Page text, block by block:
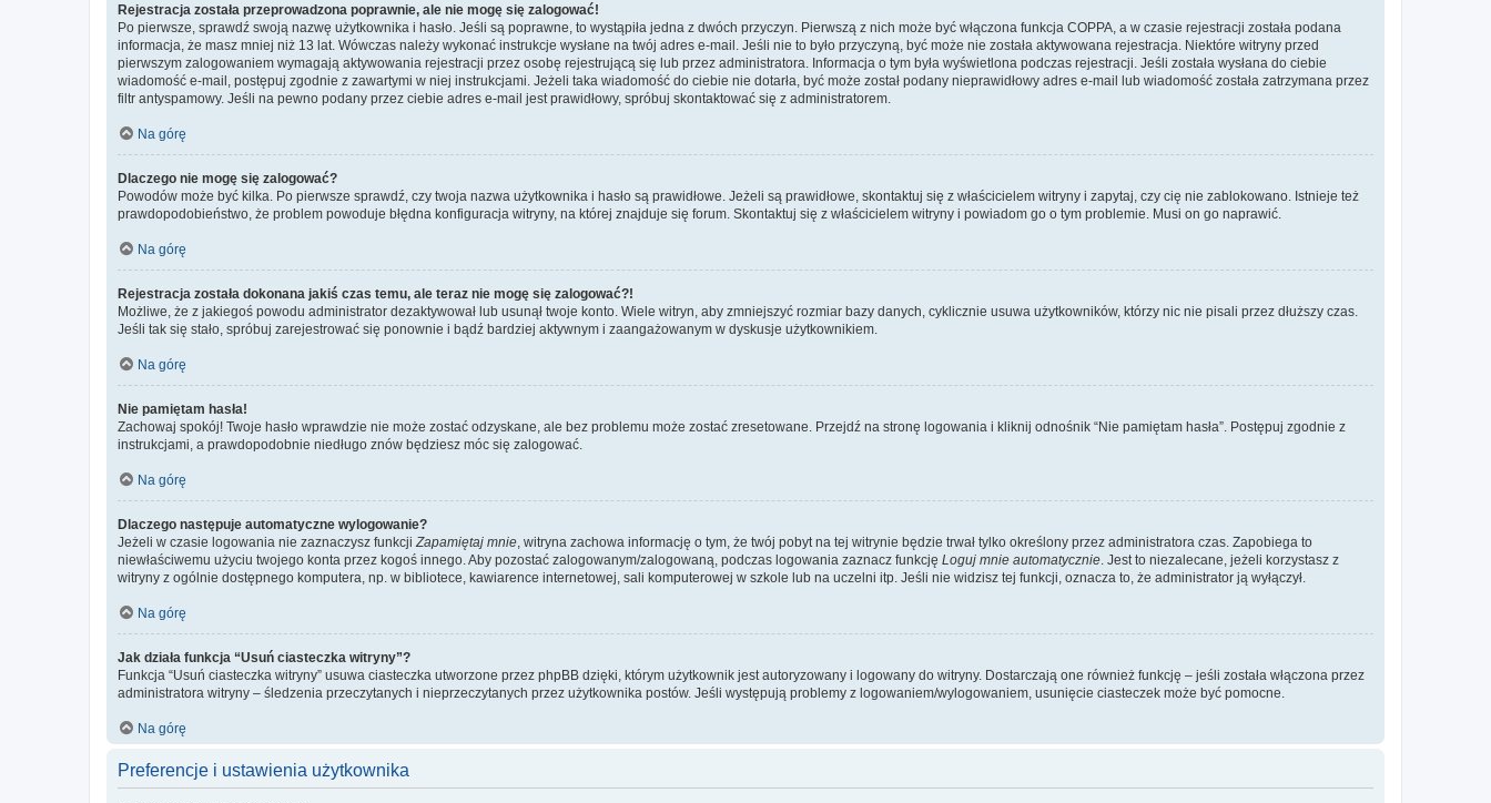
Rejestracja została przeprowadzona poprawnie, ale nie mogę się zalogować!
Po pierwsze, sprawdź swoją nazwę użytkownika i hasło. Jeśli są poprawne, to wystąpiła jedna z dwóch przyczyn. Pierwszą z nich może być włączona funkcja COPPA, a w czasie rejestracji została podana
informacja, że masz mniej niż 13 lat. Wówczas należy wykonać instrukcje wysłane na twój adres e-mail. Jeśli nie to było przyczyną, być może nie została aktywowana rejestracja. Niektóre witryny przed
pierwszym zalogowaniem wymagają aktywowania rejestracji przez osobę rejestrującą się lub przez administratora. Informacja o tym była wyświetlona podczas rejestracji. Jeśli została wysłana do ciebie
wiadomość e-mail, postępuj zgodnie z zawartymi w niej instrukcjami. Jeżeli taka wiadomość do ciebie nie dotarła, być może został podany nieprawidłowy adres e-mail lub wiadomość została zatrzymana przez
filtr antyspamowy. Jeśli na pewno podany przez ciebie adres e-mail jest prawidłowy, spróbuj skontaktować się z administratorem.
Na górę
Dlaczego nie mogę się zalogować?
Powodów może być kilka. Po pierwsze sprawdź, czy twoja nazwa użytkownika i hasło są prawidłowe. Jeżeli są prawidłowe, skontaktuj się z właścicielem witryny i zapytaj, czy cię nie zablokowano. Istnieje też
prawdopodobieństwo, że problem powoduje błędna konfiguracja witryny, na której znajduje się forum. Skontaktuj się z właścicielem witryny i powiadom go o tym problemie. Musi on go naprawić.
Na górę
Rejestracja została dokonana jakiś czas temu, ale teraz nie mogę się zalogować?!
Możliwe, że z jakiegoś powodu administrator dezaktywował lub usunął twoje konto. Wiele witryn, aby zmniejszyć rozmiar bazy danych, cyklicznie usuwa użytkowników, którzy nic nie pisali przez dłuższy czas.
Jeśli tak się stało, spróbuj zarejestrować się ponownie i bądź bardziej aktywnym i zaangażowanym w dyskusje użytkownikiem.
Na górę
Nie pamiętam hasła!
Zachowaj spokój! Twoje hasło wprawdzie nie może zostać odzyskane, ale bez problemu może zostać zresetowane. Przejdź na stronę logowania i kliknij odnośnik “Nie pamiętam hasła”. Postępuj zgodnie z
instrukcjami, a prawdopodobnie niedługo znów będziesz móc się zalogować.
Na górę
Dlaczego następuje automatyczne wylogowanie?
Jeżeli w czasie logowania nie zaznaczysz funkcji Zapamiętaj mnie , witryna zachowa informację o tym, że twój pobyt na tej witrynie będzie trwał tylko określony przez administratora czas. Zapobiega to
niewłaściwemu użyciu twojego konta przez kogoś innego. Aby pozostać zalogowanym/zalogowaną, podczas logowania zaznacz funkcję Loguj mnie automatycznie . Jest to niezalecane, jeżeli korzystasz z
witryny z ogólnie dostępnego komputera, np. w bibliotece, kawiarence internetowej, sali komputerowej w szkole lub na uczelni itp. Jeśli nie widzisz tej funkcji, oznacza to, że administrator ją wyłączył.
Na górę
Jak działa funkcja “Usuń ciasteczka witryny”?
Funkcja “Usuń ciasteczka witryny” usuwa ciasteczka utworzone przez phpBB dzięki, którym użytkownik jest autoryzowany i logowany do witryny. Dostarczają one również funkcję – jeśli została włączona przez
administratora witryny – śledzenia przeczytanych i nieprzeczytanych przez użytkownika postów. Jeśli występują problemy z logowaniem/wylogowaniem, usunięcie ciasteczek może być pomocne.
Na górę
Preferencje i ustawienia użytkownika